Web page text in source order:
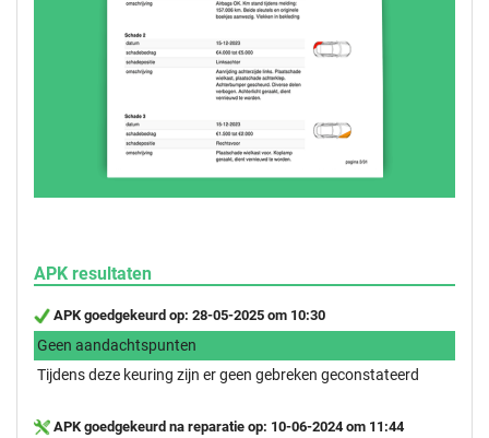
APK resultaten
APK goedgekeurd op: 28-05-2025 om 10:30
Geen aandachtspunten
Tijdens deze keuring zijn er geen gebreken geconstateerd
APK goedgekeurd na reparatie op: 10-06-2024 om 11:44